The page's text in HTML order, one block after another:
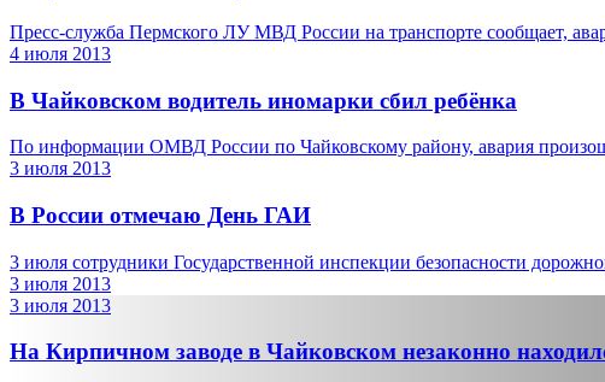
Пресс-служба Пермского ЛУ МВД России на транспорте сообщает,
4 июля 2013
В Чайковском водитель иномарки сбил ребёнка
По информации ОМВД России по Чайковскому району, авария
3 июля 2013
В России отмечаю День ГАИ
3 июля сотрудники Государственной инспекции безопасности
3 июля 2013
3 июля 2013
На Кирпичном заводе в Чайковском незаконно